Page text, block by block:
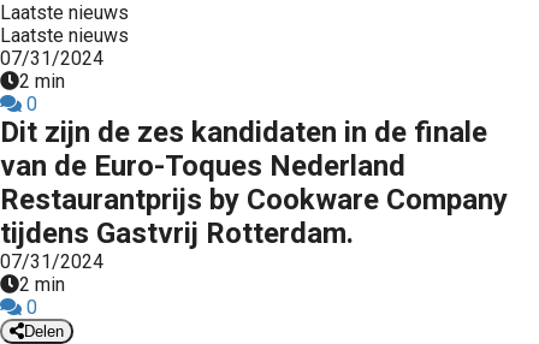
Laatste nieuws
Laatste nieuws
07/31/2024
2 min
0
Dit zijn de zes kandidaten in de finale
van de Euro-Toques Nederland
Restaurantprijs by Cookware Company
tijdens Gastvrij Rotterdam.
07/31/2024
2 min
0
Delen